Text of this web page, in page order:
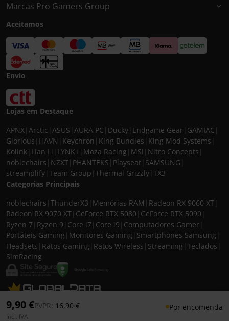
PVPR: Preço reduzido de
16,90 €para
9,90 € Por encomenda
Incl. IVA
Marcas Pro Gamers Group
Aceitamos
Envio
Lojas em Destaque
APNX Arctic ASUS AURA PC Ducky Endgame Gear GAMIAC
Glorious HAVN Keychron King Bundles King Mod Systems
Kolink Lian Li LYNK+ Moza Racing MSI Nitro Concepts
noblechairs NZXT PHANTEKS Playseat SAMSUNG
streamplify Team Group Thermal Grizzly TX3
Categorias Principais
noblechairs ThunderX3 Memórias RAM Radeon RX 9060 XT
Radeon RX 9070 XT GeForce RTX 5080 GeForce RTX 5090
Ryzen 7 Ryzen 9 Core i7 Core i9 Computadores Gamer
Portáteis Gaming Monitores Gaming Smartphones Samsung
Headsets Ratos Gaming Ratos Wireless Streaming Teclados
SimRacing
© 2026 CASEKING IBERIA. TODOS OS DIREITOS RESERVADOS. IVA incluído à
taxa em vigor para todos os produtos. As fotos apresentadas podem não